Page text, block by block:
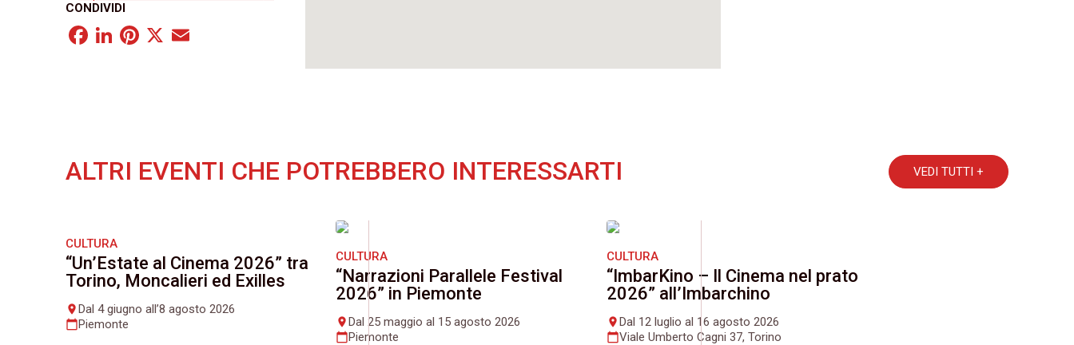
CONDIVIDI
Facebook
LinkedIn
Pinterest
X
ALTRI EVENTI CHE POTREBBERO INTERESSARTI VEDI TUTTI +
CULTURA
“Un’Estate al Cinema 2026” tra
Torino, Moncalieri ed Exilles
placeDal 4 giugno all’8 agosto 2026
calendar_todayPiemonte
CULTURA
“Narrazioni Parallele Festival
2026” in Piemonte
place Dal 25 maggio al 15 agosto 2026
calendar_todayPiemonte
CULTURA
“ImbarKino – Il Cinema nel prato
2026” all’Imbarchino
placeDal 12 luglio al 16 agosto 2026
calendar_todayViale Umberto Cagni 37, Torino